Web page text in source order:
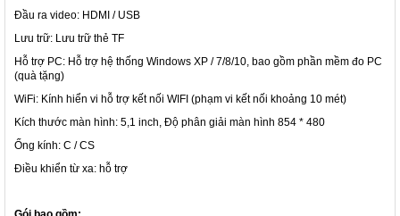
Đầu ra video: HDMI / USB
Lưu trữ: Lưu trữ thẻ TF
Hỗ trợ PC: Hỗ trợ hệ thống Windows XP / 7/8/10, bao gồm phần mềm đo PC
(quà tặng)
WiFi: Kính hiển vi hỗ trợ kết nối WIFI (phạm vi kết nối khoảng 10 mét)
Kích thước màn hình: 5,1 inch, Độ phân giải màn hình 854 * 480
Ống kính: C / CS
Điều khiển từ xa: hỗ trợ